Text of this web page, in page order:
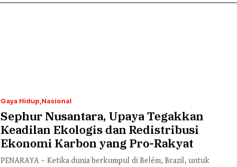
Gaya Hidup Nasional
Sephur Nusantara, Upaya Tegakkan
Keadilan Ekologis dan Redistribusi
Ekonomi Karbon yang Pro-Rakyat
PENARAYA – Ketika dunia berkumpul di Belém, Brazil, untuk